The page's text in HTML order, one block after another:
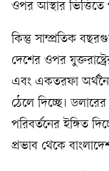
ওপর আস্থার
কিন্তু সাম্প্রতিক
দেশের ওপর
এবং একতরফা
ঠেলে দিচ্ছে।
পরিবর্তনের ইঙ্গিত
প্রভাব থেকে